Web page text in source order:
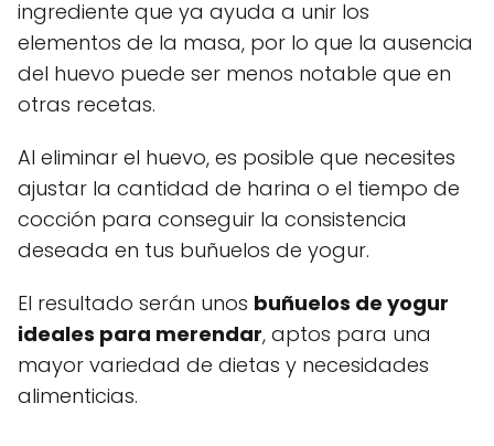
ingrediente que ya ayuda a unir los
elementos de la masa, por lo que la ausencia
del huevo puede ser menos notable que en
otras recetas.
Al eliminar el huevo, es posible que necesites
ajustar la cantidad de harina o el tiempo de
cocción para conseguir la consistencia
deseada en tus buñuelos de yogur.
El resultado serán unos buñuelos de yogur
ideales para merendar, aptos para una
mayor variedad de dietas y necesidades
alimenticias.